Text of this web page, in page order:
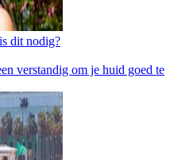
dit nodig?
verstandig om je huid goed te